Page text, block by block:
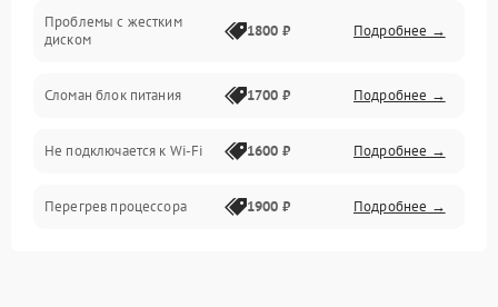
Проблемы с жестким
диском
1800 ₽ Подробнее →
Сломан блок питания 1700 ₽ Подробнее →
Не подключается к Wi-Fi 1600 ₽ Подробнее →
Перегрев процессора 1900 ₽ Подробнее →